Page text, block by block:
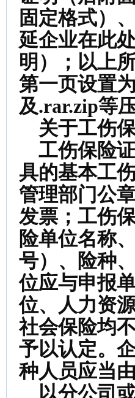
固定格式）
延企业在此
明）；以上
第一页设置
及.rar.zip等
关于工伤
工伤保险
具的基本工
管理部门公
发票；工伤
险单位名称
号）、险种
位应与申报
位、人力资
社会保险均
予以认定。
种人员应当
以分公司